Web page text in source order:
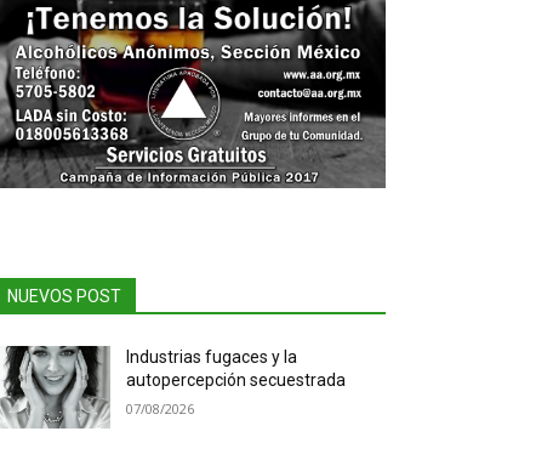
NUEVOS POST
Industrias fugaces y la
autopercepción secuestrada
07/08/2026